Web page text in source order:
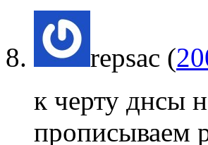
repsac (
к черту днсы
прописываем